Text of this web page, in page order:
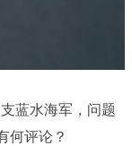
蓝水海军，问题
何评论？